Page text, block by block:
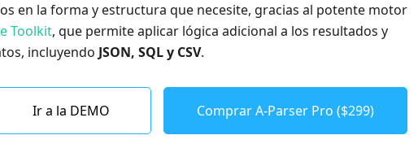
en la forma y estructura que necesite, gracias al potente motor
Toolkit, que permite aplicar lógica adicional a los resultados y
incluyendo JSON, SQL y CSV.
Ir a la DEMO Comprar A-Parser Pro ($299)